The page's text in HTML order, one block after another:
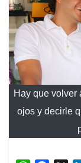
Hay que volver
ojos y decirle